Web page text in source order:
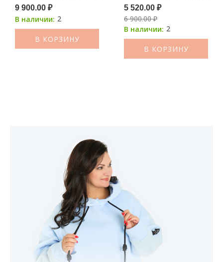
9 900.00 ₽
В наличии: 2
В КОРЗИНУ
5 520.00 ₽
6 900.00 ₽
В наличии: 2
В КОРЗИНУ